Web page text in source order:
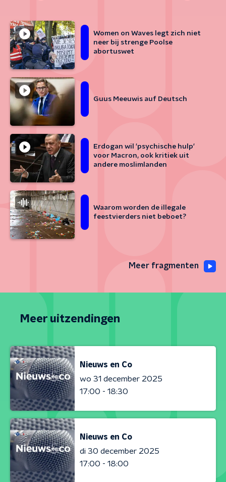
Women on Waves legt zich niet
neer bij strenge Poolse
abortuswet
Guus Meeuwis auf Deutsch
Erdogan wil 'psychische hulp'
voor Macron, ook kritiek uit
andere moslimlanden
Waarom worden de illegale
feestvierders niet beboet?
Meer fragmenten
Meer uitzendingen
Nieuws en Co
wo 31 december 2025
17:00 - 18:30
Nieuws en Co
di 30 december 2025
17:00 - 18:00